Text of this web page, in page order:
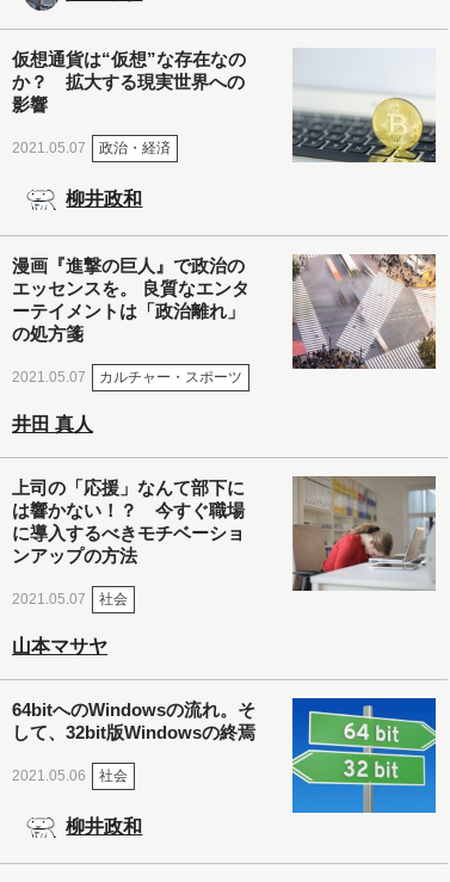
仮想通貨は“仮想”な存在なの
か？ 拡大する現実世界への
影響
2021.05.07 政治・経済
柳井政和
漫画『進撃の巨人』で政治の
エッセンスを。 良質なエンタ
ーテイメントは「政治離れ」
の処方箋
2021.05.07 カルチャー・スポーツ
井田 真人
上司の「応援」なんて部下に
は響かない！？ 今すぐ職場
に導入するべきモチベーショ
ンアップの方法
2021.05.07 社会
山本マサヤ
64bitへのWindowsの流れ。そ
して、32bit版Windowsの終焉
2021.05.06 社会
柳井政和